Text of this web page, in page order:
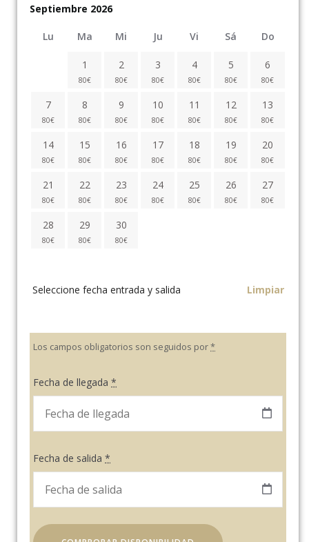
Septiembre 2026
Lu Ma Mi Ju Vi Sá Do
1
80€
2
80€
3
80€
4
80€
5
80€
6
80€
7
80€
8
80€
9
80€
10
80€
11
80€
12
80€
13
80€
14
80€
15
80€
16
80€
17
80€
18
80€
19
80€
20
80€
21
80€
22
80€
23
80€
24
80€
25
80€
26
80€
27
80€
28
80€
29
80€
30
80€
Seleccione fecha entrada y salida Limpiar
Los campos obligatorios son seguidos por*
Fecha de llegada *
Fecha de salida *